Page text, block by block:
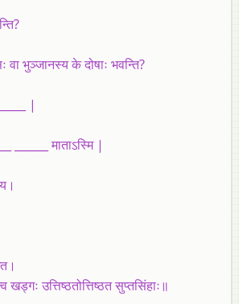
भुञ्जानस्य के दोषाः भवन्ति?
|
______ माताऽस्मि |
खड्गः उत्तिष्ठतोत्तिष्ठत सुप्तसिंहाः॥